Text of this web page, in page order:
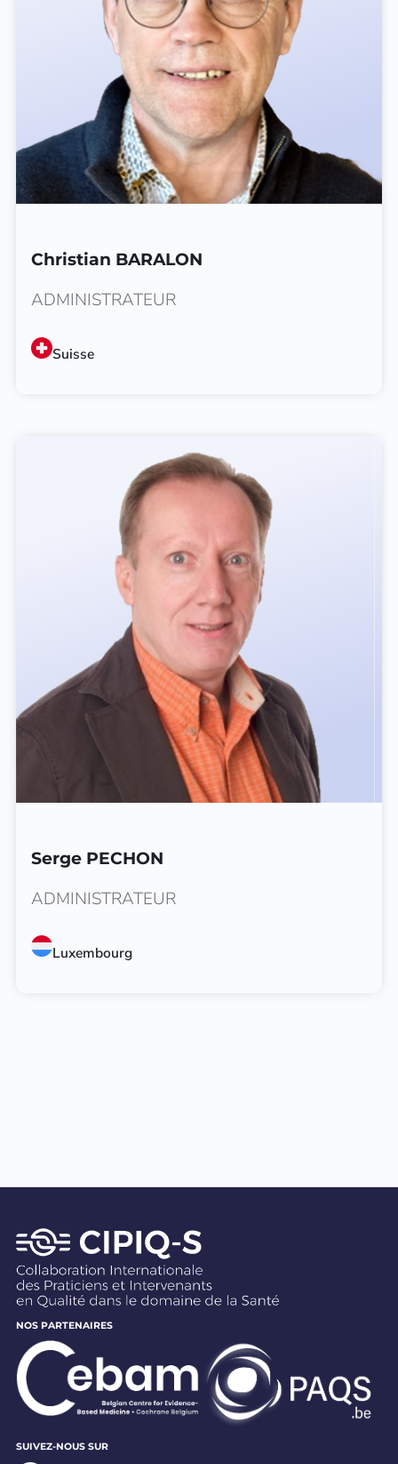
Christian BARALON
ADMINISTRATEUR
Suisse
Serge PECHON
ADMINISTRATEUR
Luxembourg
NOS PARTENAIRES
SUIVEZ-NOUS SUR